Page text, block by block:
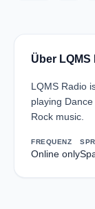
Über LQMS
LQMS Radio
playing
Rock music.
FREQUENZ
Online only